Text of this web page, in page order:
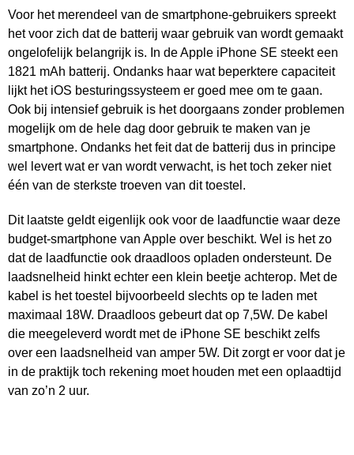
Voor het merendeel van de smartphone-gebruikers spreekt
het voor zich dat de batterij waar gebruik van wordt gemaakt
ongelofelijk belangrijk is. In de Apple iPhone SE steekt een
1821 mAh batterij. Ondanks haar wat beperktere capaciteit
lijkt het iOS besturingssysteem er goed mee om te gaan.
Ook bij intensief gebruik is het doorgaans zonder problemen
mogelijk om de hele dag door gebruik te maken van je
smartphone. Ondanks het feit dat de batterij dus in principe
wel levert wat er van wordt verwacht, is het toch zeker niet
één van de sterkste troeven van dit toestel.
Dit laatste geldt eigenlijk ook voor de laadfunctie waar deze
budget-smartphone van Apple over beschikt. Wel is het zo
dat de laadfunctie ook draadloos opladen ondersteunt. De
laadsnelheid hinkt echter een klein beetje achterop. Met de
kabel is het toestel bijvoorbeeld slechts op te laden met
maximaal 18W. Draadloos gebeurt dat op 7,5W. De kabel
die meegeleverd wordt met de iPhone SE beschikt zelfs
over een laadsnelheid van amper 5W. Dit zorgt er voor dat je
in de praktijk toch rekening moet houden met een oplaadtijd
van zo’n 2 uur.